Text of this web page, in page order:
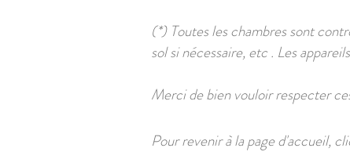
(*) Toutes les chambres sont
sol si nécessaire, etc . Les
Merci de bien vouloir respecter
Pour revenir à la page d'accueil,